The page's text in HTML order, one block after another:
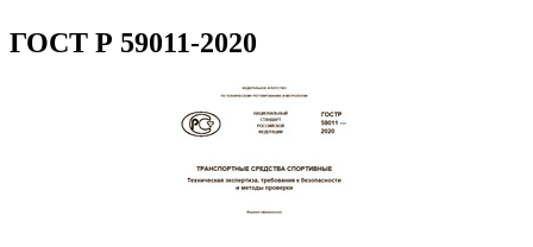
ГОСТ Р 59011-2020